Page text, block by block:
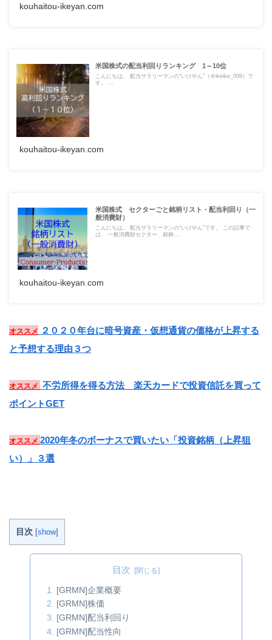
kouhaitou-ikeyan.com
米国株式の配当利回りランキング 1～10位
こんにちは。 配当サラリーマンの“いけやん”（＠ikeike_009）で
す。 ...
kouhaitou-ikeyan.com
米国株式 セクターごと銘柄リスト・配当利回り（一
般消費財）
こんにちは。 配当サラリーマンの“いけやん”です。 この記事で
は、 一般消費財セクター 銘柄...
kouhaitou-ikeyan.com
オススメ
２０２０年台に暗号資産・仮想通貨の価格が上昇する
と予想する理由３つ
オススメ
不労所得を得る方法 楽天カードで投資信託を買って
ポイントGET
オススメ 2020年冬のボーナスで買いたい「投資銘柄（上昇狙
い）」３選
目次 [show]
目次
[GRMN]企業概要
[GRMN]株価
[GRMN]配当利回り
[GRMN]配当性向